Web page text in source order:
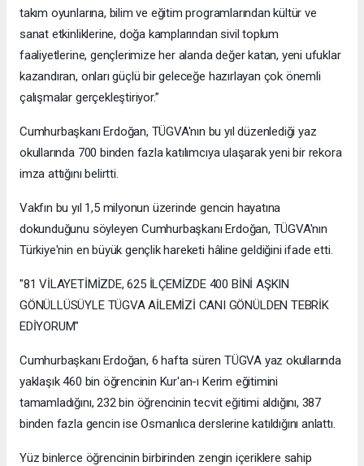
takım oyunlarına, bilim ve eğitim programlarından kültür ve
sanat etkinliklerine, doğa kamplarından sivil toplum
faaliyetlerine, gençlerimize her alanda değer katan, yeni ufuklar
kazandıran, onları güçlü bir geleceğe hazırlayan çok önemli
çalışmalar gerçekleştiriyor.”
Cumhurbaşkanı Erdoğan, TÜGVA'nın bu yıl düzenlediği yaz
okullarında 700 binden fazla katılımcıya ulaşarak yeni bir rekora
imza attığını belirtti.
Vakfın bu yıl 1,5 milyonun üzerinde gencin hayatına
dokunduğunu söyleyen Cumhurbaşkanı Erdoğan, TÜGVA'nın
Türkiye'nin en büyük gençlik hareketi hâline geldiğini ifade etti.
"81 VİLAYETİMİZDE, 625 İLÇEMİZDE 400 BİNİ AŞKIN
GÖNÜLLÜSÜYLE TÜGVA AİLEMİZİ CANI GÖNÜLDEN TEBRİK
EDİYORUM"
Cumhurbaşkanı Erdoğan, 6 hafta süren TÜGVA yaz okullarında
yaklaşık 460 bin öğrencinin Kur'an-ı Kerim eğitimini
tamamladığını, 232 bin öğrencinin tecvit eğitimi aldığını, 387
binden fazla gencin ise Osmanlıca derslerine katıldığını anlattı.
Yüz binlerce öğrencinin birbirinden zengin içeriklere sahip